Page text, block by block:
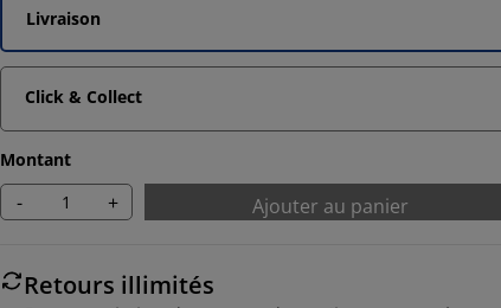
Livraison
Click & Collect
Montant
- + Ajouter au panier
Retours illimités